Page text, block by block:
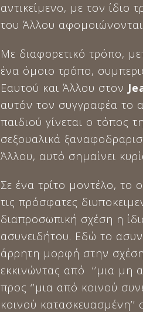
αντικείμενο, με τον ίδιο
του Άλλου
Με διαφορετικό τρόπο,
ένα όμοιο τρόπο,
Εαυτού και Άλλου στον
αυτόν τον συγγραφέα το
παιδιού γίνεται ο τόπος
σεξουαλικά
Άλλου, αυτό σημαίνει
Σε ένα τρίτο μοντέλο, το
τις πρόσφατες
διαπροσωπική σχέση η
ασυνειδήτου. Εδώ το
άρρητη μορφή στην
εκκινώντας από ‘’μια μη
προς ‘’μια από κοινού
κοινού